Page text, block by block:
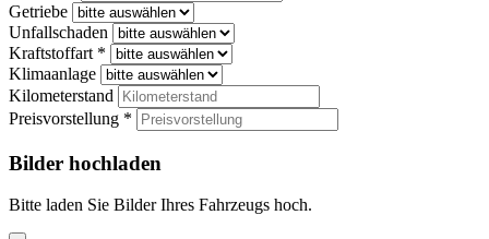
Getriebe
Unfallschaden
Kraftstoffart *
Klimaanlage
Kilometerstand
Preisvorstellung *
Bilder hochladen
Bitte laden Sie Bilder Ihres Fahrzeugs hoch.